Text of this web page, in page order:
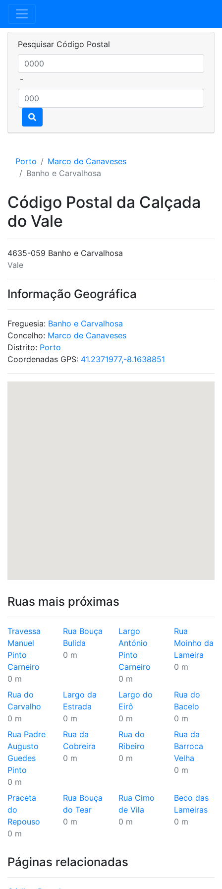
Pesquisar Código Postal
-
Porto
Marco de Canaveses
Banho e Carvalhosa
Código Postal da Calçada
do Vale
4635-059 Banho e Carvalhosa
Vale
Informação Geográfica
Freguesia: Banho e Carvalhosa
Concelho: Marco de Canaveses
Distrito: Porto
Coordenadas GPS: 41.2371977,-8.1638851
Ruas mais próximas
Travessa
Manuel
Pinto
Carneiro
0 m
Rua Bouça
Bulida
0 m
Largo
António
Pinto
Carneiro
0 m
Rua
Moinho da
Lameira
0 m
Rua do
Carvalho
0 m
Largo da
Estrada
0 m
Largo do
Eirô
0 m
Rua do
Bacelo
0 m
Rua Padre
Augusto
Guedes
Pinto
0 m
Rua da
Cobreira
0 m
Rua do
Ribeiro
0 m
Rua da
Barroca
Velha
0 m
Praceta
do
Repouso
0 m
Rua Bouça
do Tear
0 m
Rua Cimo
de Vila
0 m
Beco das
Lameiras
0 m
Páginas relacionadas